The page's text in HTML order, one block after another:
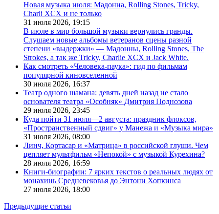
Новая музыка июля: Мадонна, Rolling Stones, Tricky,
Charli XCX и не только
31 июля 2026, 19:15
В июле в мир большой музыки вернулись гранды.
Слушаем новые альбомы ветеранов сцены разной
степени «выдержки» — Мадонны, Rolling Stones, The
Strokes, а так же Tricky, Charlie XCX и Jack White.
Как смотреть «Человека-паука»: гид по фильмам
популярной киновселенной
30 июля 2026, 16:37
Театр одного шамана: девять дней назад не стало
основателя театра «Особняк» Дмитрия Поднозова
29 июля 2026, 23:45
Куда пойти 31 июля—2 августа: праздник флоксов,
«Пространственный сдвиг» у Манежа и «Музыка мира»
31 июля 2026, 08:00
Линч, Кортасар и «Матрица» в российской глуши. Чем
цепляет мультфильм «Непокой» с музыкой Курехина?
28 июля 2026, 16:59
Книги-биографии: 7 ярких текстов о реальных людях от
монахинь Средневековья до Энтони Хопкинса
27 июля 2026, 18:00
Предыдущие статьи